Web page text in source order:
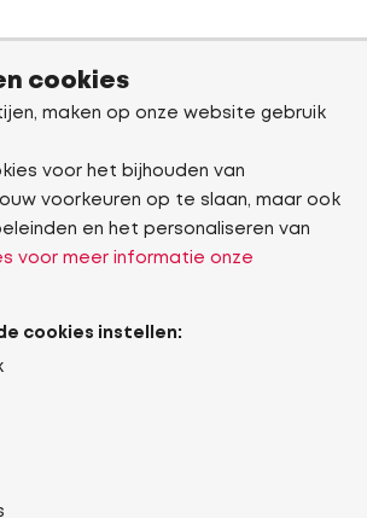
cookies
maken op onze website gebruik
voor het bijhouden van
voorkeuren op te slaan, maar ook
en het personaliseren van
voor meer informatie onze
cookies instellen: